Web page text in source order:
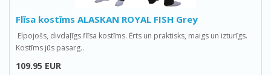
Flīsa kostīms ALASKAN ROYAL FISH Grey
Elpojošs, divdaļīgs flīsa kostīms. Ērts un praktisks, maigs un izturīgs.
Kostīms jūs pasarg..
109.95 EUR